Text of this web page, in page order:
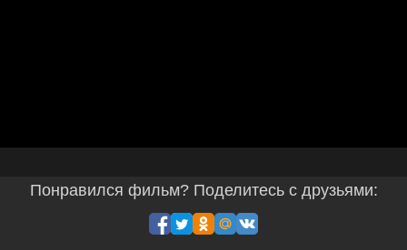
Понравился фильм? Поделитесь с друзьями: